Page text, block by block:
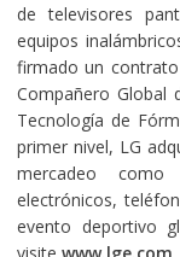
de televisores
equipos
firmado un
Compañero Global
Tecnología de
primer nivel, LG
mercadeo
electrónicos,
evento deportivo